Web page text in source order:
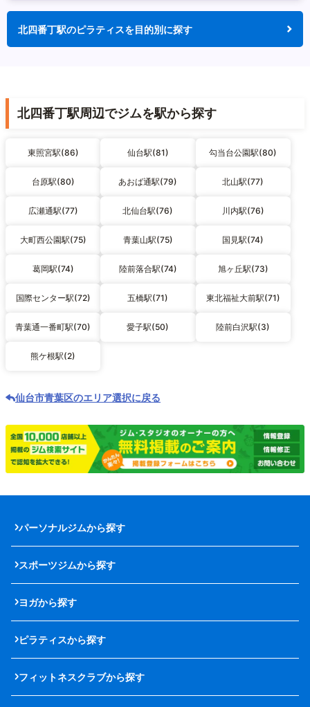
北四番丁駅のピラティスを目的別に探す
北四番丁駅周辺でジムを駅から探す
東照宮駅(86) 仙台駅(81) 勾当台公園駅(80)
台原駅(80) あおば通駅(79) 北山駅(77)
広瀬通駅(77) 北仙台駅(76) 川内駅(76)
大町西公園駅(75) 青葉山駅(75) 国見駅(74)
葛岡駅(74) 陸前落合駅(74) 旭ヶ丘駅(73)
国際センター駅(72) 五橋駅(71) 東北福祉大前駅(71)
青葉通一番町駅(70) 愛子駅(50) 陸前白沢駅(3)
熊ケ根駅(2)
仙台市青葉区のエリア選択に戻る
パーソナルジムから探す
スポーツジムから探す
ヨガから探す
ピラティスから探す
フィットネスクラブから探す